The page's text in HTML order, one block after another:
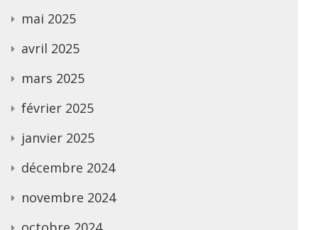
mai 2025
avril 2025
mars 2025
février 2025
janvier 2025
décembre 2024
novembre 2024